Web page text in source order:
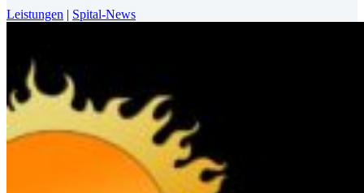
Leistungen | Spital-News